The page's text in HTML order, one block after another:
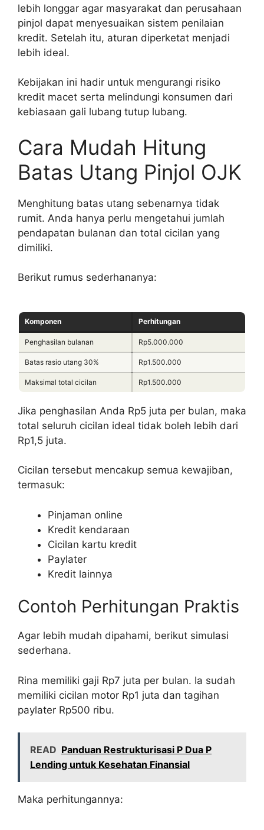
lebih longgar agar masyarakat dan perusahaan
pinjol dapat menyesuaikan sistem penilaian
kredit. Setelah itu, aturan diperketat menjadi
lebih ideal.
Kebijakan ini hadir untuk mengurangi risiko
kredit macet serta melindungi konsumen dari
kebiasaan gali lubang tutup lubang.
Cara Mudah Hitung
Batas Utang Pinjol OJK
Menghitung batas utang sebenarnya tidak
rumit. Anda hanya perlu mengetahui jumlah
pendapatan bulanan dan total cicilan yang
dimiliki.
Berikut rumus sederhananya:
Komponen Perhitungan
Penghasilan bulanan Rp5.000.000
Batas rasio utang 30% Rp1.500.000
Maksimal total cicilan Rp1.500.000
Jika penghasilan Anda Rp5 juta per bulan, maka
total seluruh cicilan ideal tidak boleh lebih dari
Rp1,5 juta.
Cicilan tersebut mencakup semua kewajiban,
termasuk:
Pinjaman online
Kredit kendaraan
Cicilan kartu kredit
Paylater
Kredit lainnya
Contoh Perhitungan Praktis
Agar lebih mudah dipahami, berikut simulasi
sederhana.
Rina memiliki gaji Rp7 juta per bulan. Ia sudah
memiliki cicilan motor Rp1 juta dan tagihan
paylater Rp500 ribu.
READ Panduan Restrukturisasi P Dua P
Lending untuk Kesehatan Finansial
Maka perhitungannya: